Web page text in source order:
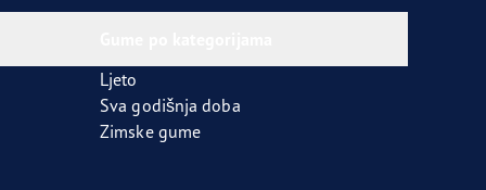
Ljeto
Sva godišnja doba
Zimske gume